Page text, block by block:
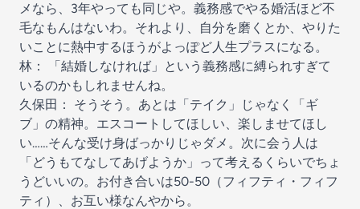
メなら、3年やっても同じや。義務感でやる婚活ほど不
毛なもんはないわ。それより、自分を磨くとか、やりた
いことに熱中するほうがよっぽど人生プラスになる。
林： 「結婚しなければ」という義務感に縛られすぎて
いるのかもしれませんね。
久保田： そうそう。あとは「テイク」じゃなく「ギ
ブ」の精神。エスコートしてほしい、楽しませてほし
い……そんな受け身ばっかりじゃダメ。次に会う人は
「どうもてなしてあげようか」って考えるくらいでちょ
うどいいの。お付き合いは50-50（フィフティ・フィフ
ティ）、お互い様なんやから。